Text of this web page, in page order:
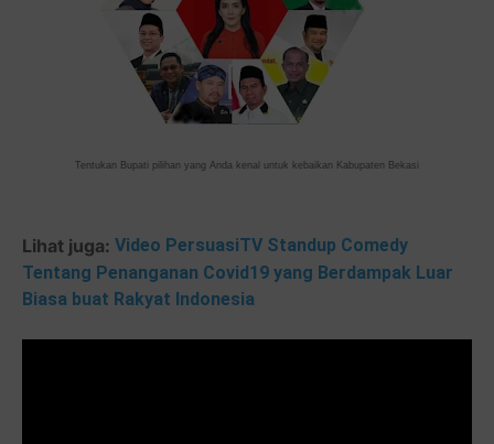
Tentukan Bupati pilihan yang Anda kenal untuk kebaikan Kabupaten Bekasi
Lihat juga: Video PersuasiTV Standup Comedy
Tentang Penanganan Covid19 yang Berdampak Luar
Biasa buat Rakyat Indonesia